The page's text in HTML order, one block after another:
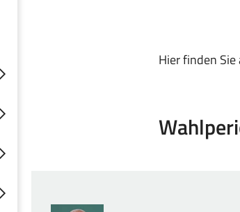
Untermenü
Untermenü
Untermenü
Untermenü
Hier finden